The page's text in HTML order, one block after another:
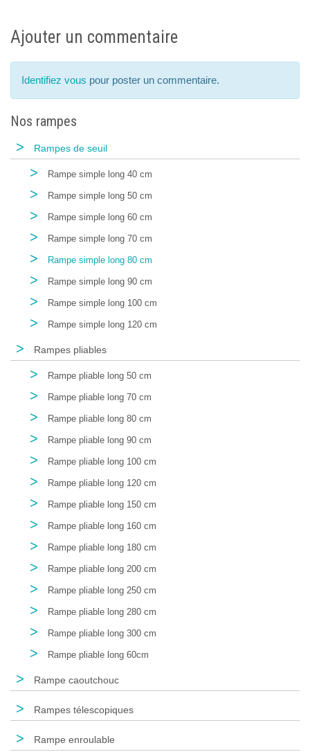
Ajouter un commentaire
Identifiez vous pour poster un commentaire.
Nos rampes
> Rampes de seuil
> Rampe simple long 40 cm
> Rampe simple long 50 cm
> Rampe simple long 60 cm
> Rampe simple long 70 cm
> Rampe simple long 80 cm
> Rampe simple long 90 cm
> Rampe simple long 100 cm
> Rampe simple long 120 cm
> Rampes pliables
> Rampe pliable long 50 cm
> Rampe pliable long 70 cm
> Rampe pliable long 80 cm
> Rampe pliable long 90 cm
> Rampe pliable long 100 cm
> Rampe pliable long 120 cm
> Rampe pliable long 150 cm
> Rampe pliable long 160 cm
> Rampe pliable long 180 cm
> Rampe pliable long 200 cm
> Rampe pliable long 250 cm
> Rampe pliable long 280 cm
> Rampe pliable long 300 cm
> Rampe pliable long 60cm
> Rampe caoutchouc
> Rampes télescopiques
> Rampe enroulable